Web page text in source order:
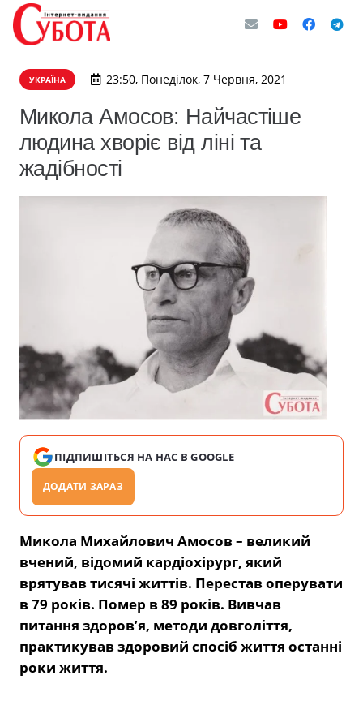
УКРАЇНА 23:50, Понеділок, 7 Червня, 2021
Микола Амосов: Найчастіше
людина хворіє від ліні та
жадібності
ПІДПИШІТЬСЯ НА НАС В GOOGLE
ДОДАТИ ЗАРАЗ
Микола Михайлович Амосов – великий
вчений, відомий кардіохірург, який
врятував тисячі життів. Перестав оперувати
в 79 років. Помер в 89 років. Вивчав
питання здоров’я, методи довголіття,
практикував здоровий спосіб життя останні
роки життя.